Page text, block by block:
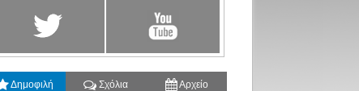
Δημοφιλή Σχόλια Αρχείο